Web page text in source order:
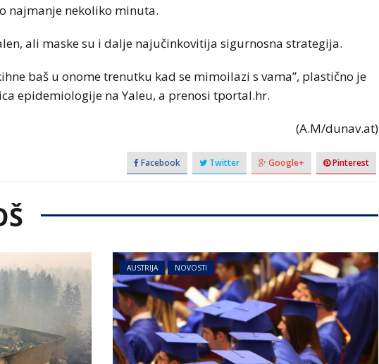
najmanje nekoliko minuta.
ali maske su i dalje najučinkovitija sigurnosna strategija.
baš u onome trenutku kad se mimoilazi s vama”, plastično je
epidemiologije na Yaleu, a prenosi tportal.hr.
(A.M/dunav.at)
Facebook Twitter Google+ Pinterest
AUSTRIJA NOVOSTI